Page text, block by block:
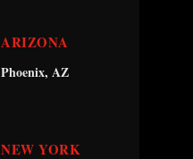
ARIZONA
Phoenix, AZ
NEW YORK